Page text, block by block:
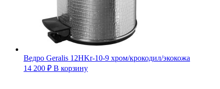
Ведро Geralis 12HKr-10-9 хром/крокодил/экокожа
14 200 ₽ В корзину